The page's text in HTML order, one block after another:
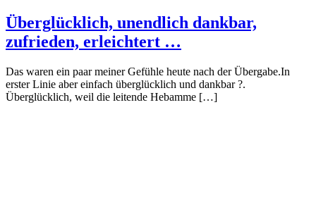
Überglücklich, unendlich dankbar,
zufrieden, erleichtert …
Das waren ein paar meiner Gefühle heute nach der Übergabe.In
erster Linie aber einfach überglücklich und dankbar ?.
Überglücklich, weil die leitende Hebamme […]